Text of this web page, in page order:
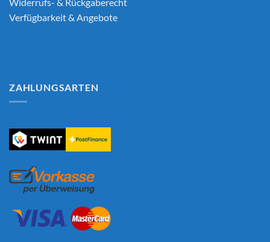
Verfügbarkeit & Angebote
ZAHLUNGSARTEN